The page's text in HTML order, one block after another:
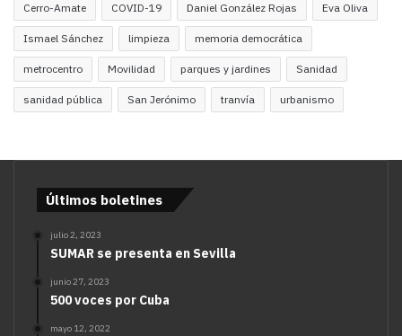
Cerro-Amate COVID-19 Daniel González Rojas Eva Oliva
Ismael Sánchez limpieza memoria democrática
metrocentro Movilidad parques y jardines Sanidad
sanidad pública San Jerónimo tranvía urbanismo
Últimos boletines
julio 2, 2023
SUMAR se presenta en Sevilla
junio 27, 2023
500 voces por Cuba
mayo 12, 2022